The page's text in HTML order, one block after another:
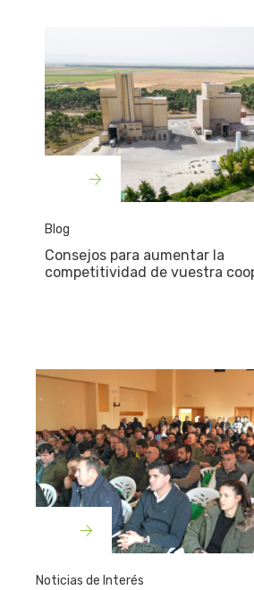
Blog
Consejos para aumentar la
competitividad de vuestra
Noticias de Interés